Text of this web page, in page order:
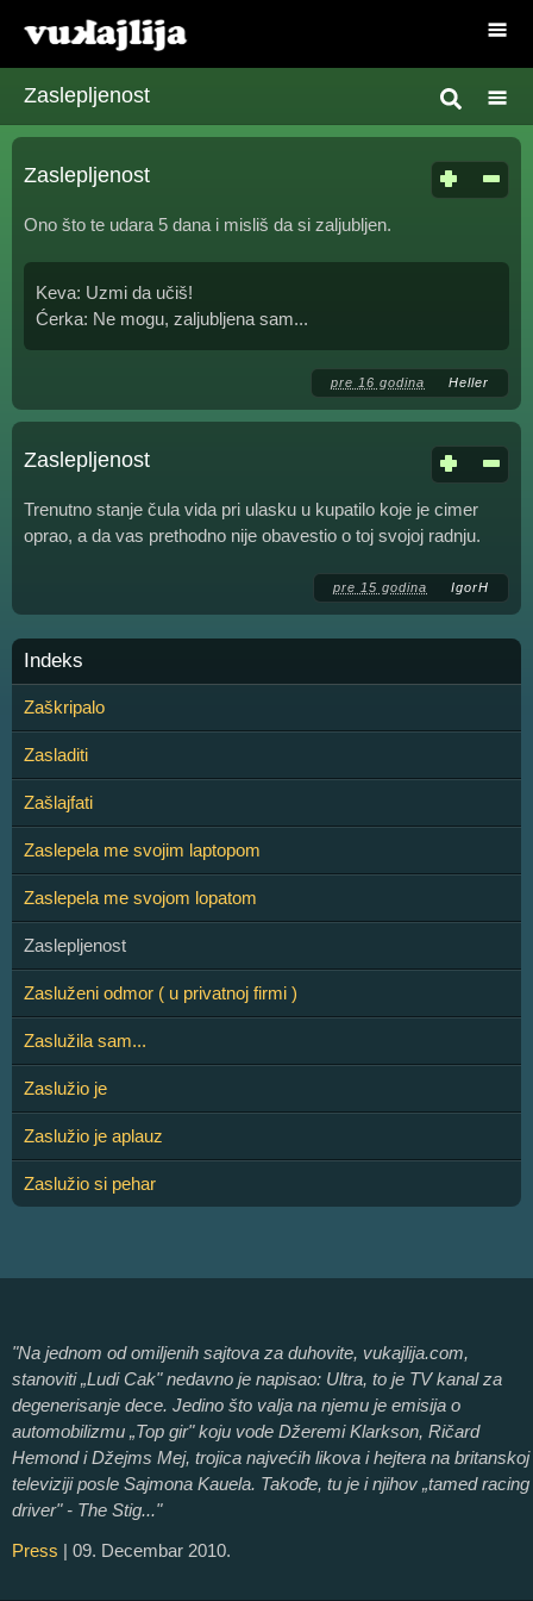
Zaslepljenost
Zaslepljenost
Ono što te udara 5 dana i misliš da si zaljubljen.
Keva: Uzmi da učiš!
Ćerka: Ne mogu, zaljubljena sam...
pre 16 godina Heller
Zaslepljenost
Trenutno stanje čula vida pri ulasku u kupatilo koje je cimer
oprao, a da vas prethodno nije obavestio o toj svojoj radnju.
pre 15 godina IgorH
Indeks
Zaškripalo
Zasladiti
Zašlajfati
Zaslepela me svojim laptopom
Zaslepela me svojom lopatom
Zaslepljenost
Zasluženi odmor ( u privatnoj firmi )
Zaslužila sam...
Zaslužio je
Zaslužio je aplauz
Zaslužio si pehar
"Na jednom od omiljenih sajtova za duhovite, vukajlija.com,
stanoviti „Ludi Cak" nedavno je napisao: Ultra, to je TV kanal za
degenerisanje dece. Jedino što valja na njemu je emisija o
automobilizmu „Top gir" koju vode Džeremi Klarkson, Ričard
Hemond i Džejms Mej, trojica najvećih likova i hejtera na britanskoj
televiziji posle Sajmona Kauela. Takođe, tu je i njihov „tamed racing
driver" - The Stig..."
Press | 09. Decembar 2010.